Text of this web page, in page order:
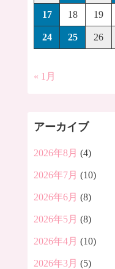
17 18 19
24 25 26
« 1月
アーカイブ
2026年8月 (4)
2026年7月 (10)
2026年6月 (8)
2026年5月 (8)
2026年4月 (10)
2026年3月 (5)